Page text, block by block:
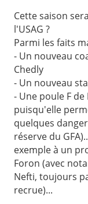
Cette saison
l'USAG ?
Parmi les faits
- Un nouveau
Chedly
- Un nouveau
- Une poule F
puisqu'elle
quelques
réserve du
exemple à un
Foron (avec
Nefti, toujours
recrue)...